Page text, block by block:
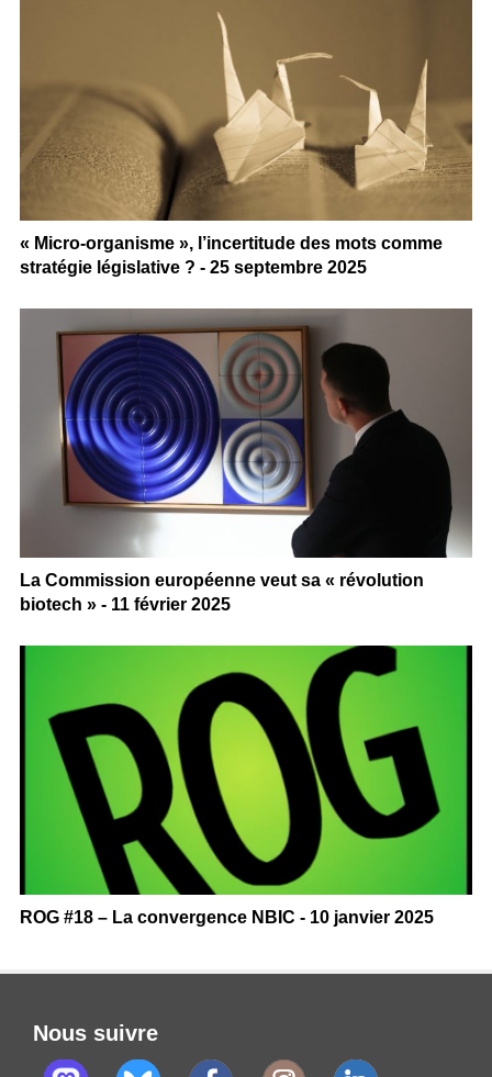
« Micro-organisme », l’incertitude des mots comme
stratégie législative ? - 25 septembre 2025
La Commission européenne veut sa « révolution
biotech » - 11 février 2025
ROG #18 – La convergence NBIC - 10 janvier 2025
Nous suivre